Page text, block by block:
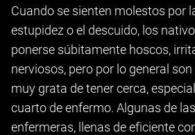
Cuando se sienten molestos por
estupidez o el descuido, los
ponerse súbitamente hoscos,
nerviosos, pero por lo general
muy grata de tener cerca,
cuarto de enfermo. Algunas de
enfermeras, llenas de eficiente